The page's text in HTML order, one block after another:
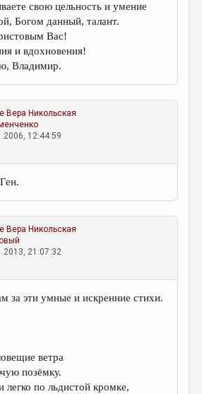
свою цельность и умение
Богом данный, талант.
Вас!
и вдохновения!
Владимир.
Вера Никольская
12:44:59
Вера Никольская
21:07:32
за эти умные и искренние стихи.
ветра
позёмку.
легко по льдистой кромке,